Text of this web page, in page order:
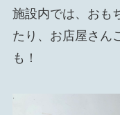
施設内では、おも
たり、お店屋さん
も！